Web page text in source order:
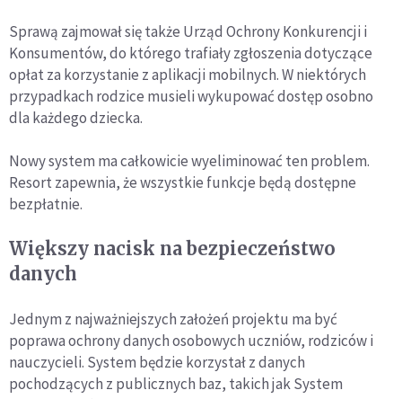
Sprawą zajmował się także Urząd Ochrony Konkurencji i
Konsumentów, do którego trafiały zgłoszenia dotyczące
opłat za korzystanie z aplikacji mobilnych. W niektórych
przypadkach rodzice musieli wykupować dostęp osobno
dla każdego dziecka.
Nowy system ma całkowicie wyeliminować ten problem.
Resort zapewnia, że wszystkie funkcje będą dostępne
bezpłatnie.
Większy nacisk na bezpieczeństwo
danych
Jednym z najważniejszych założeń projektu ma być
poprawa ochrony danych osobowych uczniów, rodziców i
nauczycieli. System będzie korzystał z danych
pochodzących z publicznych baz, takich jak System